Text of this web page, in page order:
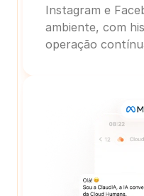
Instagram e
ambiente, com
operação